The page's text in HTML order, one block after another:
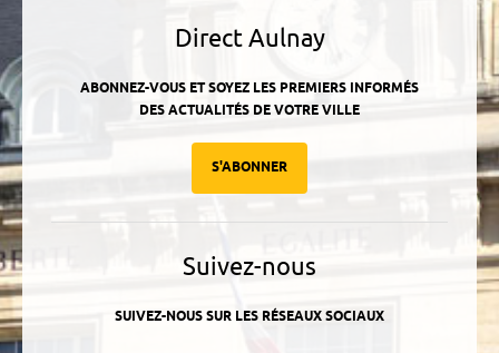
Direct Aulnay
ABONNEZ-VOUS ET SOYEZ LES PREMIERS INFORMÉS
DES ACTUALITÉS DE VOTRE VILLE
S'ABONNER
Suivez-nous
SUIVEZ-NOUS SUR LES RÉSEAUX SOCIAUX